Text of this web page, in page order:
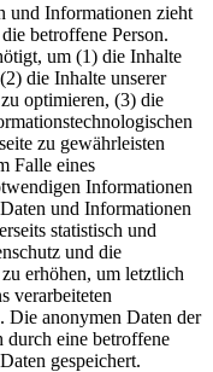
und Informationen zieht
betroffene Person.
um (1) die Inhalte
die Inhalte unserer
optimieren, (3) die
zu gewährleisten
Falle eines
Informationen
und Informationen
statistisch und
und die
erhöhen, um letztlich
verarbeiteten
Die anonymen Daten der
durch eine betroffene
gespeichert.